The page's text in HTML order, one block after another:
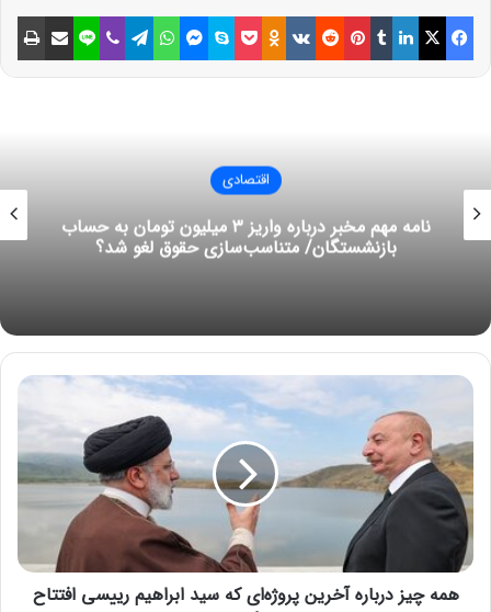
تلگرامی، شروع به صعود کرد و در پایان شب گذشته تا مرز ۶۲ هزار
تومان پیش رفت. اما از ابتدای صبح امروز با یک شیب تند، روند
کشورمان، ذات و طبیعت بازار است که نوسانی را طی کند که یک
بحران‌هاست.
چگونه یک نفر را از لیست بیمه
حذف کنیم؟
30 می 2022
کرونا در ایران تمام نشده است/
خطر جهش سویه جدید در
کشورهای دیگر
فیسبوک ایکس لینکداین تامبلر پینتریست Reddit
VKontakte
Odnoklassniki پاکت اسکایپ مسنجر واتس آپ تلگرام وایبر لاین اشتراک گذاری با ایمیل
اقتصادی
این خودروی دست دوم ۱۵ میلیارد تومان قیمت دارد!
ه
چ
ی
ز
د
ر
ب
همه چیز درباره آخرین پروژه‌ای که سید ابراهیم رییسی افتتاح